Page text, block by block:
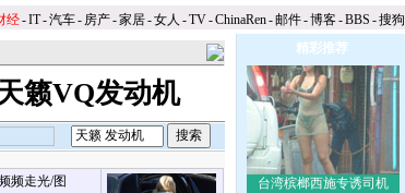
经-IT-汽车- 房产-家居-女人 -TV-ChinaRen-邮件-博客-BBS -搜狗
籁VQ发动机
频走光/图
精彩推荐
台湾槟榔西施专诱司机